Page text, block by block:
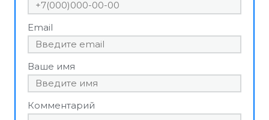
Email
Ваше имя
Комментарий